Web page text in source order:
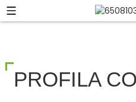
PROFILA